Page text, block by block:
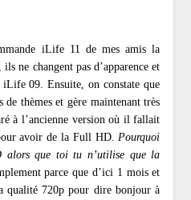
iLife 11 de mes amis la
ne changent pas d’apparence et
iLife 09. Ensuite, on constate que
thèmes et gère maintenant très
à l’ancienne version où il fallait
avoir de la Full HD. Pourquoi
que toi tu n’utilise que la
parce que d’ici 1 mois et
qualité 720p pour dire bonjour à